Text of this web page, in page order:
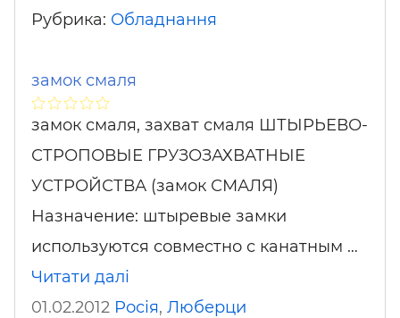
Рубрика: Обладнання
замок смаля
замок смаля, захват смаля ШТЫРЬЕВО-
СТРОПОВЫЕ ГРУЗОЗАХВАТНЫЕ
УСТРОЙСТВА (замок СМАЛЯ)
Назначение: штыревые замки
используются совместно с канатным …
Читати далі
01.02.2012 Росія, Люберци